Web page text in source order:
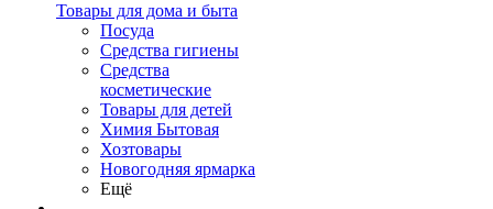
Товары для дома и быта
Посуда
Средства гигиены
Средства
косметические
Товары для детей
Химия Бытовая
Хозтовары
Новогодняя ярмарка
Ещё